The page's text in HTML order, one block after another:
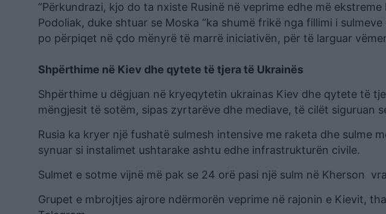
“Përkundrazi, kjo do ta nxiste Rusinë në veprime edhe më
Podoliak, duke shtuar se Moska “ka shumë frikë nga fillimi i
po përpiqet në çdo mënyrë të marrë iniciativën, për të larguar
Shpërthime në Kiev dhe qytete të tjera të Ukrainës
Shpërthime u dëgjuan në kryeqytetin ukrainas Kiev dhe qytete të
mëngjesit të sotëm, sipas zyrtarëve dhe mediave, të cilët siguruan
Rusia ka kryer një fushatë sulmesh intensive me raketa dhe sulme
synuar si instalimet ushtarake ashtu edhe infrastrukturën civile.
Sulmet e sotme vijnë më pak se 24 orë pasi një sulm në Kherson
Grupet e mbrojtjes ajrore ndërmorën veprime në rajonin e Kievit,